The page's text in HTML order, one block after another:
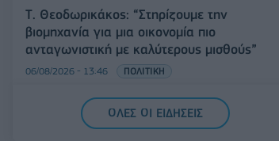
Τ. Θεοδωρικάκος: “Στηρίζουμε την
βιομηχανία για μια οικονομία πιο
ανταγωνιστική με καλύτερους μισθούς”
06/08/2026 - 13:46 ΠΟΛΙΤΙΚΗ
Χρηματιστήριο: Στις 2.628,25 μονάδες ο
Γενικός Δείκτης Τιμών, με άνοδο 0,17%
ΟΛΕΣ ΟΙ ΕΙΔΗΣΕΙΣ